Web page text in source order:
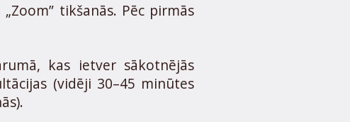
tikšanās. Pēc pirmās
kas ietver sākotnējās
(vidēji 30–45 minūtes